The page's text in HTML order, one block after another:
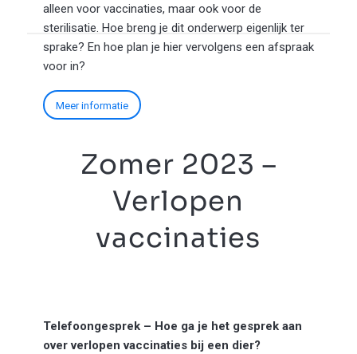
alleen voor vaccinaties, maar ook voor de
sterilisatie. Hoe breng je dit onderwerp eigenlijk ter
sprake? En hoe plan je hier vervolgens een afspraak
voor in?
Meer informatie
Zomer 2023 –
Verlopen
vaccinaties
Telefoongesprek – Hoe ga je het gesprek aan
over verlopen vaccinaties bij een dier?